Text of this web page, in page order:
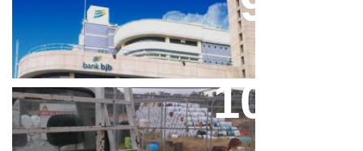
Aher Minta Pemerintah Pusat
Masukan Kembali BJB Sebagai
Penyalur KUR
Paparan Pestisida Sebabkan
Parkinson Dan Kanker